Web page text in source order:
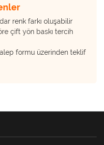
renk farkı oluşabilir
çift yön baskı tercih
formu üzerinden teklif